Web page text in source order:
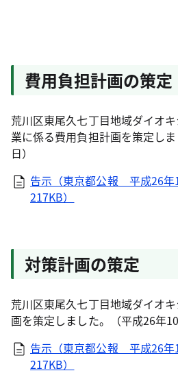
費用負担計画の策定
荒川区東尾久七丁目地域ダイオ
業に係る費用負担計画を策定し
日）
告示（東京都公報 平成26年
217KB）
対策計画の策定
荒川区東尾久七丁目地域ダイオ
画を策定しました。（平成26年10
告示（東京都公報 平成26年
217KB）